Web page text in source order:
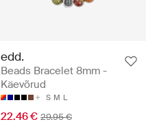
edd.
Beads Bracelet 8mm -
Käevõrud
S M L
22.46 € 29.95 €